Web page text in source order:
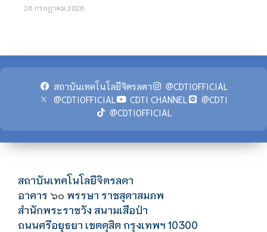
26 กรกฎาคม 2026
สถาบันเทคโนโลยีจิตรลดา
@CDTIOFFICIAL
@CDTIOFFICIAL
CDTI CHANNEL
@CDTI
@CDTIOFFICIAL
สถาบันเทคโนโลยีจิตรลดา
อาคาร ๖๐ พรรษา ราชสุดาสมภพ
สำนักพระราชวัง สนามเสือป่า
ถนนศรีอยุธยา เขตดุสิต กรุงเทพฯ 10300